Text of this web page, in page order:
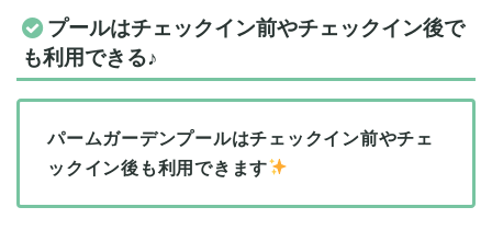
プールはチェックイン前やチェックイン後で
も利用できる♪
パームガーデンプールはチェックイン前やチェ
ックイン後も利用できます